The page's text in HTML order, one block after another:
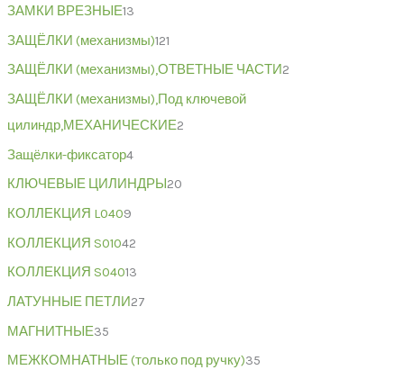
ЗАМКИ ВРЕЗНЫЕ13
ЗАЩЁЛКИ (механизмы)121
ЗАЩЁЛКИ (механизмы),ОТВЕТНЫЕ ЧАСТИ2
ЗАЩЁЛКИ (механизмы),Под ключевой
цилиндр,МЕХАНИЧЕСКИЕ2
Защёлки-фиксатор4
КЛЮЧЕВЫЕ ЦИЛИНДРЫ 20
КОЛЛЕКЦИЯ L0409
КОЛЛЕКЦИЯ S01042
КОЛЛЕКЦИЯ S04013
ЛАТУННЫЕ ПЕТЛИ27
МАГНИТНЫЕ35
МЕЖКОМНАТНЫЕ (только под ручку)35